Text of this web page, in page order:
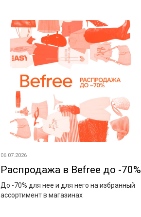
06.07.2026
Распродажа в Befree до -70%
До -70% для нее и для него на избранный
ассортимент в магазинах